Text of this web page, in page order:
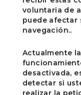
voluntaria de
puede afectar
navegación..
Actualmente
desactivada,
detectar si
realizar la